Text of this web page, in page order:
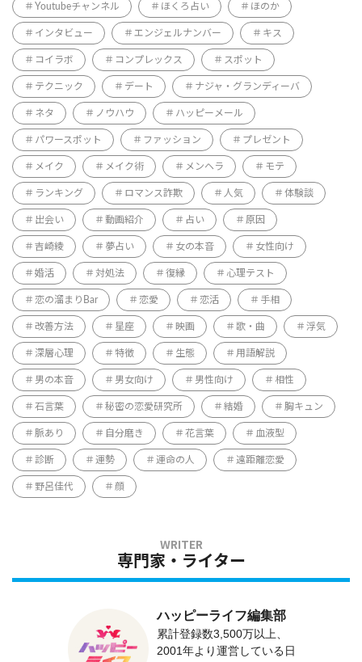
Youtubeチャンネル ほくろ占い ほのか
インタビュー エンジェルナンバー キス
コイラボ コンプレックス スポット
テクニック デート ナジャ・グランディーバ
ネタ ノウハウ ハッピーメール
パワースポット ファッション プレゼント
メイク メイク術 メンヘラ モテ
ランキング ロマンス詐欺 人気 体験談
出会い 動画紹介 占い 原因
吉崎綾 夢占い 女の本音 女性向け
婚活 対処法 復縁 心理テスト
恋の溜まりBar 恋愛 恋活 手相
改善方法 星座 映画 歌・曲 浮気
深層心理 特徴 生態 用語解説
男の本音 男女向け 男性向け 相性
石言葉 秘密の恋愛研究所 結婚 胸キュン
脈あり 自分磨き 花言葉 血液型
診断 運勢 運命の人 遠距離恋愛
野呂佳代 顔
専門家・ライター
ハッピーライフ編集部
累計登録数3,500万以上、
2001年より運営している日